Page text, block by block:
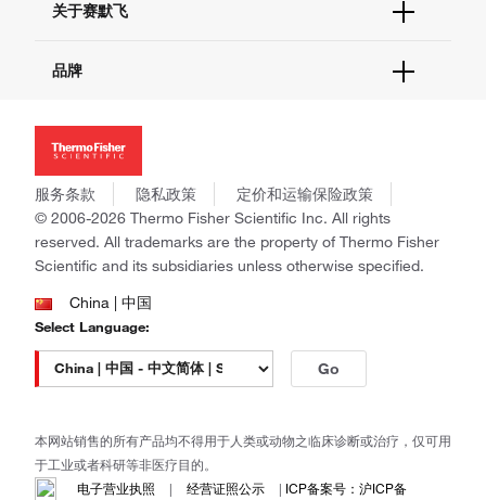
查找文件&证书
促销
社交媒体
关于赛默飞
招聘
新闻
社会责任
商标
政策和通知
品牌
Applied Biosystems
Invitrogen
Gibco
Ion Torrent
Unity Lab Services
Patheon
PPD
服务条款 隐私政策
定价和运输保险政策
© 2006-2026 Thermo Fisher Scientific Inc. All rights
reserved. All trademarks are the property of Thermo Fisher
Scientific and its subsidiaries unless otherwise specified.
China | 中国
Select Language:
Go
本网站销售的所有产品均不得用于人类或动物之临床诊断或治疗，仅可用
于工业或者科研等非医疗目的。
电子营业执照
| 经营证照公示 | ICP备案号：沪ICP备